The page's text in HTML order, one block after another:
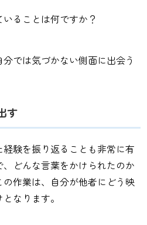
ることは何ですか？
では気づかない側面に出会う
す
験を振り返ることも非常に有
どんな言葉をかけられたのか
作業は、自分が他者にどう映
なります。